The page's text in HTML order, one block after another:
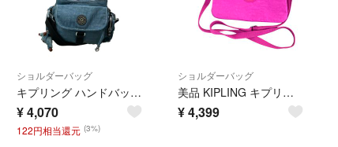
ショルダーバッグ
キプリング ハンドバッグ ショルダーバッグ 2WAY 斜め掛け レディース Kipling
¥4,070
122円相当還元 (3%)
ショルダーバッグ
美品 KIPLING キプリング クロスボディ ショルダーバッグ モンキーチャーム付き パープル レディース 古着 中古 USED
¥4,399